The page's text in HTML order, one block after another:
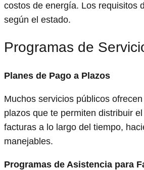
costos de energía. Los requisitos
según el estado.
Programas de
Planes de Pago a Plazos
Muchos servicios públicos
plazos que te permiten distribuir
facturas a lo largo del tiempo,
manejables.
Programas de Asistencia para